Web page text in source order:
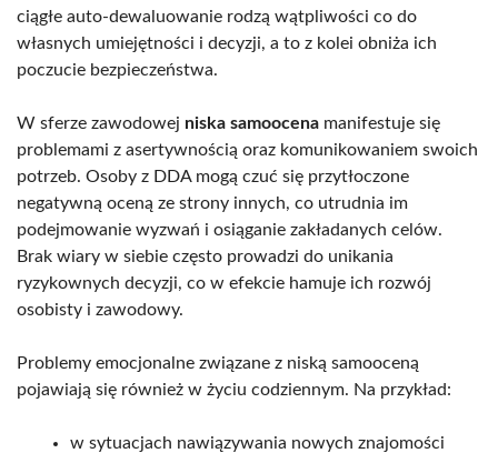
ciągłe auto-dewaluowanie rodzą wątpliwości co do
własnych umiejętności i decyzji, a to z kolei obniża ich
poczucie bezpieczeństwa.
W sferze zawodowej niska samoocena manifestuje się
problemami z asertywnością oraz komunikowaniem swoich
potrzeb. Osoby z DDA mogą czuć się przytłoczone
negatywną oceną ze strony innych, co utrudnia im
podejmowanie wyzwań i osiąganie zakładanych celów.
Brak wiary w siebie często prowadzi do unikania
ryzykownych decyzji, co w efekcie hamuje ich rozwój
osobisty i zawodowy.
Problemy emocjonalne związane z niską samooceną
pojawiają się również w życiu codziennym. Na przykład:
w sytuacjach nawiązywania nowych znajomości